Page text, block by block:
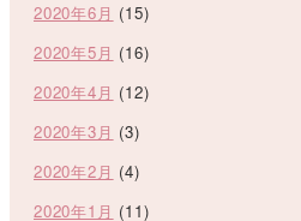
2020年6月 (15)
2020年5月 (16)
2020年4月 (12)
2020年3月 (3)
2020年2月 (4)
2020年1月 (11)